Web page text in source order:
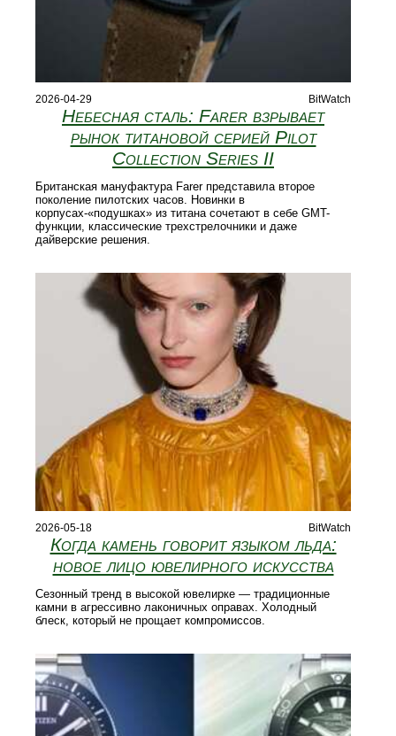
2026-04-29 BitWatch
Небесная сталь: Farer взрывает
рынок титановой серией Pilot
Collection Series II
Британская мануфактура Farer представила второе
поколение пилотских часов. Новинки в
корпусах-«подушках» из титана сочетают в себе GMT-
функции, классические трехстрелочники и даже
дайверские решения.
2026-05-18 BitWatch
Когда камень говорит языком льда:
новое лицо ювелирного искусства
Сезонный тренд в высокой ювелирке — традиционные
камни в агрессивно лаконичных оправах. Холодный
блеск, который не прощает компромиссов.